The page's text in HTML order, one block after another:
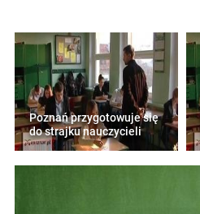
Poznań przygotowuje się
do strajku nauczycieli